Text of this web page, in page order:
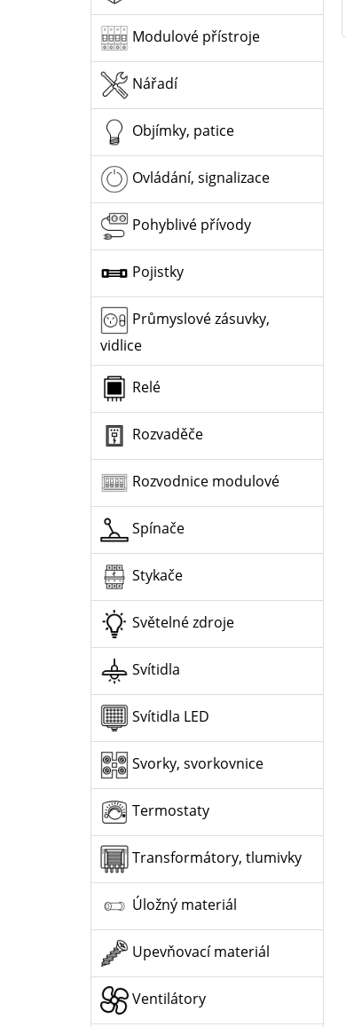
Modulové přístroje
Nářadí
Objímky, patice
Ovládání, signalizace
Pohyblivé přívody
Pojistky
Průmyslové zásuvky,
vidlice
Relé
Rozvaděče
Rozvodnice modulové
Spínače
Stykače
Světelné zdroje
Svítidla
Svítidla LED
Svorky, svorkovnice
Termostaty
Transformátory, tlumivky
Úložný materiál
Upevňovací materiál
Ventilátory